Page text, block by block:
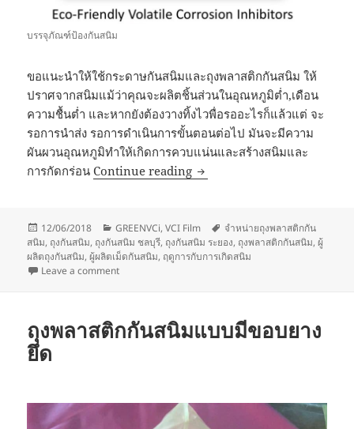
บรรจุภัณฑ์ป้องกันสนิม
ขอแนะนำให้ใช้กระดาษกันสนิมและถุงพลาสติกกันสนิม ให้
ปราศจากสนิมแม้ว่าคุณจะผลิตชิ้นส่วนในอุณหภูมิต่ำ,เดือน
ความชื้นต่ำ และหากยังต้องวางทิ้งไวพื่อรออะไรก็แล้วแต่ จะ
รอการนำส่ง รอการดำเนินการขั้นตอนต่อไป มันจะมีความ
ผันผวนอุณหภูมิทำให้เกิดการควบแน่นและสร้างสนิมและ
การกัดกร่อนContinue reading ไม่จำเป็นต้องใช้บรรจุภัณฑ์กัน
Posted
on
12/06/2018 Categories
GREENVCi,VCI Film Tags
จำหน่ายถุงพลาสติกกัน
สนิม, ถุงกันสนิม, ถุงกันสนิม ชลบุรี, ถุงกันสนิม ระยอง, ถุงพลาสติกกันสนิม,ผู้
ผลิตถุงกันสนิม,ผู้ผลิตเม็ดกันสนิม, ฤดูการกับการเกิดสนิม
Leave a commenton ไม่จำเป็นต้องใช้บรรจุภัณฑ์กันสนิมตามฤดูกาล
ถุงพลาสติกกันสนิมแบบมีขอบยาง
ยึด